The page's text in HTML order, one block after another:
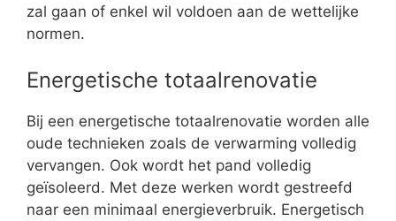
zal gaan of enkel wil voldoen aan de wettelijke
normen.
Energetische totaalrenovatie
Bij een energetische totaalrenovatie worden alle
oude technieken zoals de verwarming volledig
vervangen. Ook wordt het pand volledig
geïsoleerd. Met deze werken wordt gestreefd
naar een minimaal energieverbruik. Energetisch